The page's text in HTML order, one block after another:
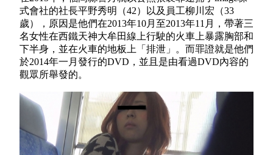
式會社的社長平野秀明（42）以及員工柳川宏（33
歲），原因是他們在2013年10月至2013年11月，帶著三
名女性在西鐵天神大牟田線上行駛的火車上暴露胸部和
下半身，並在火車的地板上「排泄」。而罪證就是他們
於2014年一月發行的DVD，並且是由看過DVD內容的
觀眾所舉發的。